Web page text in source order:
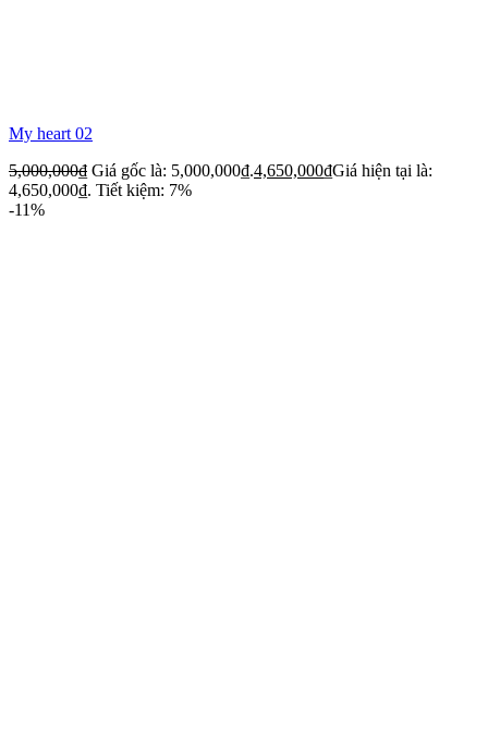
My heart 02
5,000,000₫ Giá gốc là: 5,000,000₫.4,650,000₫Giá hiện tại là:
4,650,000₫. Tiết kiệm: 7%
-11%